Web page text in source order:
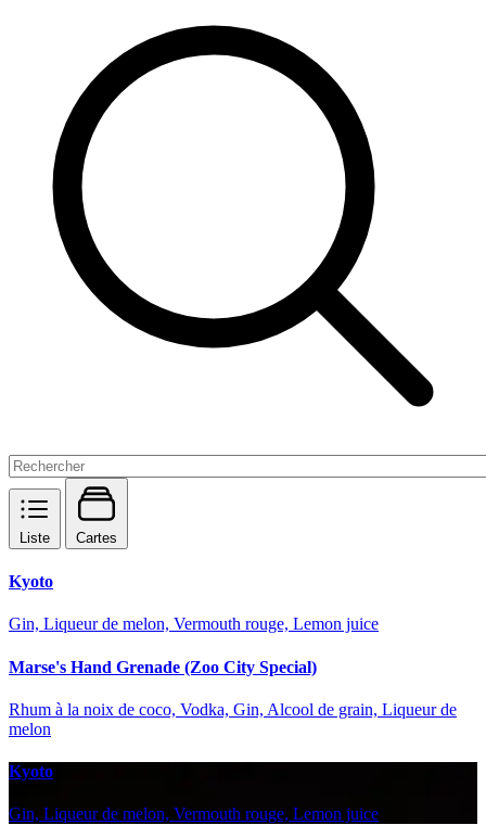
Liste Cartes
Kyoto
Gin, Liqueur de melon, Vermouth rouge, Lemon juice
Marse's Hand Grenade (Zoo City Special)
Rhum à la noix de coco, Vodka, Gin, Alcool de grain, Liqueur de
melon
Kyoto
Gin, Liqueur de melon, Vermouth rouge, Lemon juice